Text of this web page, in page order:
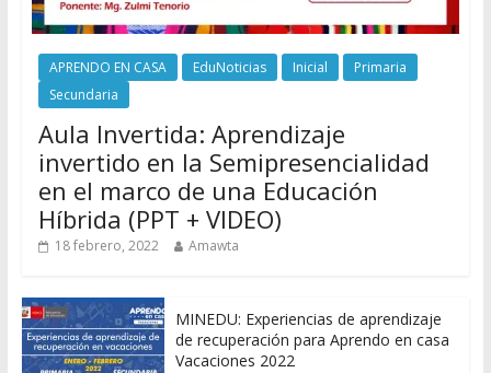
APRENDO EN CASA EduNoticias Inicial
Primaria
Secundaria
Aula Invertida: Aprendizaje
invertido en la Semipresencialidad
en el marco de una Educación
Híbrida (PPT + VIDEO)
18 febrero, 2022 Amawta
MINEDU: Experiencias de aprendizaje
de recuperación para Aprendo en casa
Vacaciones 2022